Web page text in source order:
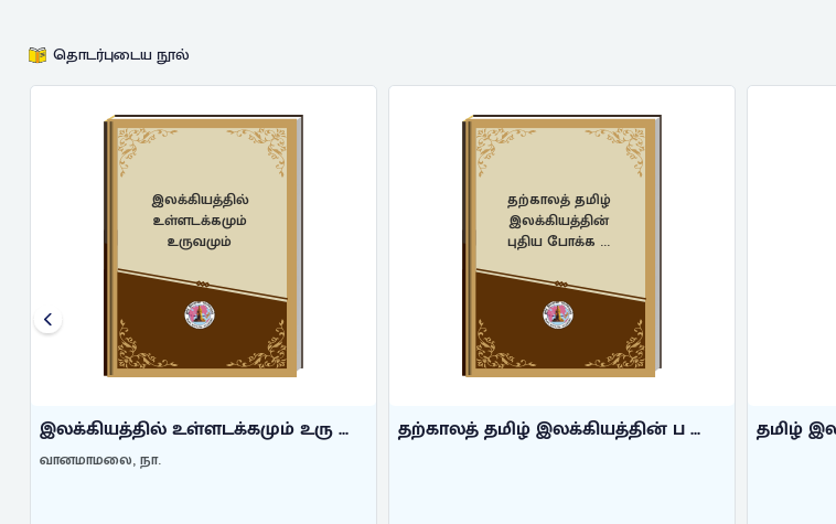
தொடர்புடைய நூல்
உரு ...
தற்காலத் தமிழ்
இலக்கியத்தின்
தற்காலத் தமிழ் இலக்கியத்தின் ப ... தமிழ் இலக்கியத் திரட்டு